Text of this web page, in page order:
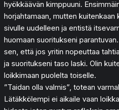
hyökkäävän kimppuuni.
horjahtamaan, mutten kuitenkaan
sivulle uudelleen ja entistä
huomaan suoritukseni
sen, että jos yritin nopeuttaa
ja suoritukseni taso laski. Olin
loikkimaan puolelta toiselle.
”Taidan olla valmis”, totean
Lätäkkölempi ei aikaile vaan